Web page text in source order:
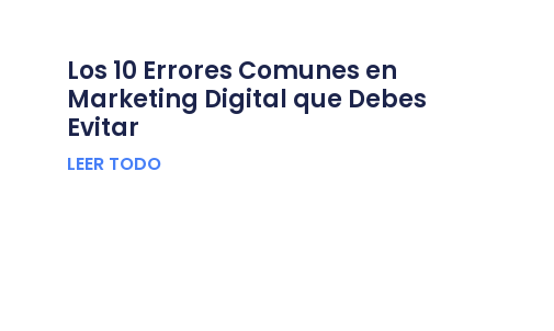
Los 10 Errores Comunes en
Marketing Digital que Debes
Evitar
LEER TODO